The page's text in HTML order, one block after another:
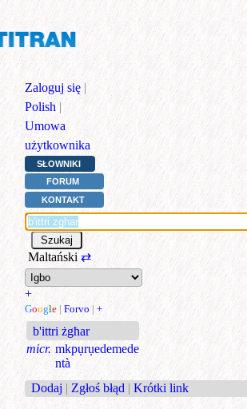
Zaloguj się |
Polish |
Umowa
użytkownika
SŁOWNIKI
FORUM
KONTAKT
Maltański ⇄
+
Google | Forvo | +
b'ittri żgħar
micr. mkpụrụedemede
ntà
Dodaj | Zgłoś błąd | Krótki link